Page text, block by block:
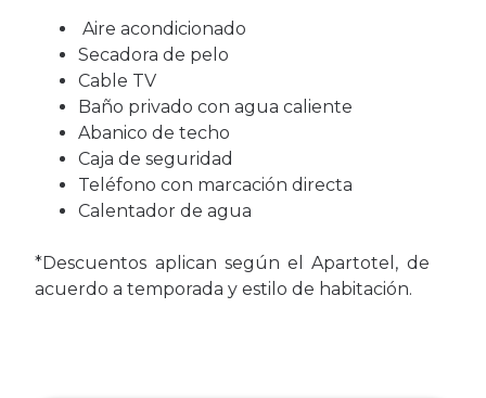
Aire acondicionado
Secadora de pelo
Cable TV
Baño privado con agua caliente
Abanico de techo
Caja de seguridad
Teléfono con marcación directa
Calentador de agua
*Descuentos aplican según el Apartotel, de
acuerdo a temporada y estilo de habitación.